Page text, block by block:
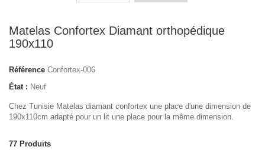
Matelas Confortex Diamant orthopédique
190x110
Référence Confortex-006
État : Neuf
Chez Tunisie Matelas diamant confortex une place d'une dimension de
190x110cm adapté pour un lit une place pour la même dimension.
77 Produits